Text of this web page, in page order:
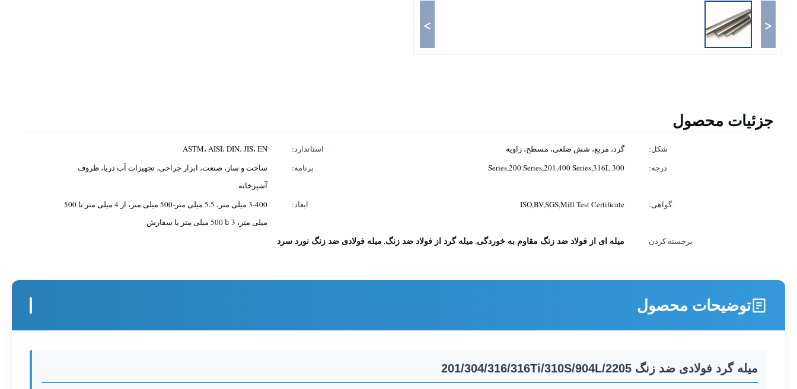
<
>
جزئیات محصول
شکل: گرد، مربع، شش ضلعی، مسطح، زاویه استاندارد:
ASTM، AISI، DIN، JIS، EN
درجه:
300 Series,200 Series,201,400 Series,316L برنامه:
ساخت و ساز، صنعت، ابزار جراحی، تجهیزات آب دریا، ظروف
آشپزخانه
گواهی:
ISO,BV,SGS,Mill Test Certificate ابعاد:
3-400 میلی متر، 5.5 میلی متر-500 میلی متر، از 4 میلی متر تا 500
میلی متر، 3 تا 500 میلی متر یا سفارش
برجسته کردن
میله ای از فولاد ضد زنگ مقاوم به خوردگی, میله گرد از فولاد ضد زنگ, میله فولادی ضد زنگ نورد سرد
توضیحات محصول
میله گرد فولادی ضد زنگ 201/304/316/316Ti/310S/904L/2205